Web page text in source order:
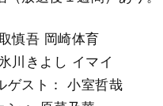
慎吾 岡崎体育
川きよし イマイ
ゲスト： 小室哲哉